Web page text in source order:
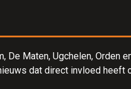
De Maten, Ugchelen, Orden
dat direct invloed heeft